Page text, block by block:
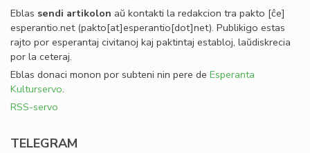
Eblas sendi artikolon aŭ kontakti la redakcion tra pakto [ĉe]
esperantio.net(pakto[at]esperantio[dot]net). Publikigo estas
rajto por esperantaj civitanoj kaj paktintaj establoj, laŭdiskrecia
por la ceteraj.
Eblas donaci monon por subteni nin pere de Esperanta
Kulturservo.
RSS-servo
TELEGRAM